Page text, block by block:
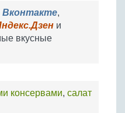
Вконтакте,
и
вкусные
консервами, салат